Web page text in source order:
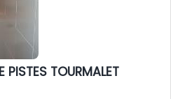
PISTES TOURMALET